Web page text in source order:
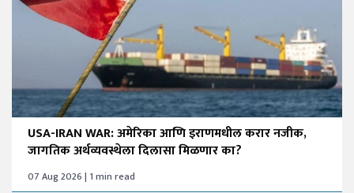
USA-IRAN WAR: अमेरिका आणि इराणमधील करार नजीक,
जागतिक अर्थव्यवस्थेला दिलासा मिळणार का?
07 Aug 2026 | 1 min read